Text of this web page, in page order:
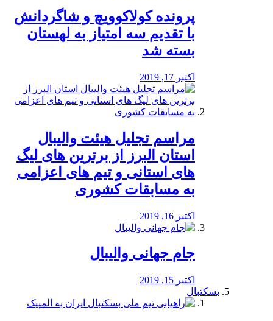
پرونده کولاکوویچ و شاگردانش
با تقدیم سه امتیاز به لهستان
بسته شد
اکتبر 17, 2019
مراسم تجلیل هیئت والیبال
استان البرز از برترین های لیگ
های استانی و تیم های اعزامی
به مسابقات کشوری
اکتبر 16, 2019
جام جهانی والیبال
اکتبر 15, 2019
بسکتبال